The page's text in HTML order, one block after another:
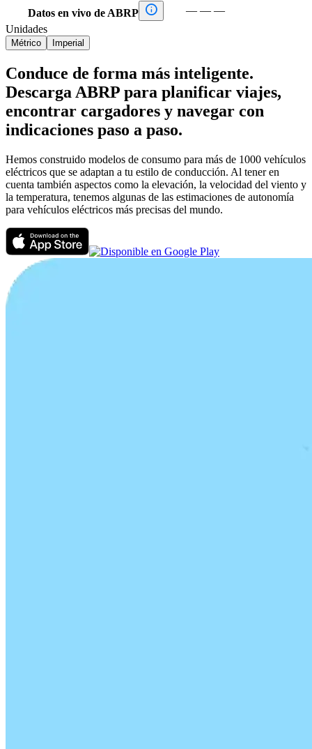
Datos en vivo de ABRP
 — — —
Unidades
Métrico Imperial
Conduce de forma más inteligente.
Descarga ABRP para planificar viajes,
encontrar cargadores y navegar con
indicaciones paso a paso.
Hemos construido modelos de consumo para más de 1000 vehículos
eléctricos que se adaptan a tu estilo de conducción. Al tener en
cuenta también aspectos como la elevación, la velocidad del viento y
la temperatura, tenemos algunas de las estimaciones de autonomía
para vehículos eléctricos más precisas del mundo.